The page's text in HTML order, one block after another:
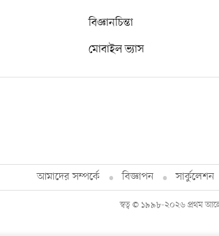
বিজ্ঞানচিন্তা
মোবাইল ভ্যাস
আমাদের সম্পর্কে বিজ্ঞাপন সার্কুলেশন
স্বত্ব © ১৯৯৮-২০২৬ প্রথম